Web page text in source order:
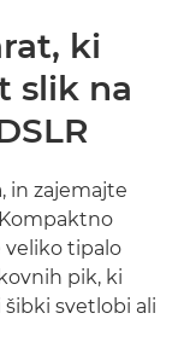
ki
slik na
in zajemajte
veliko tipalo
pik, ki
svetlobi ali